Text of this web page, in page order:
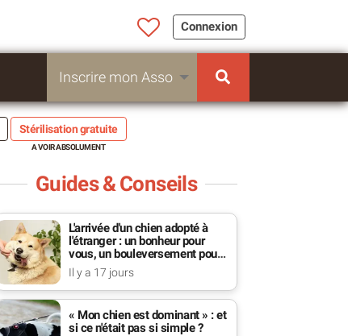
Connexion
Inscrire mon Asso
Stérilisation gratuite
Guides & Conseils
L'arrivée d'un chien adopté à
l'étranger : un bonheur pour
vous, un bouleversement pour
lui
Il y a 17 jours
« Mon chien est dominant » : et
si ce n'était pas si simple ?